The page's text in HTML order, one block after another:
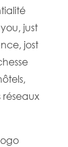
just
jost
réseaux